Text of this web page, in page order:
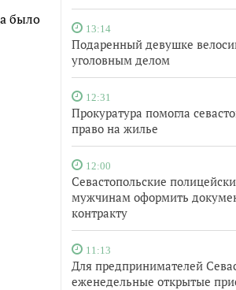
13:14
Подаренный девушке
уголовным делом
12:31
Прокуратура помогла
право на жилье
12:00
Севастопольские
мужчинам оформить
контракту
11:13
Для предпринимателей
еженедельные открытые
было